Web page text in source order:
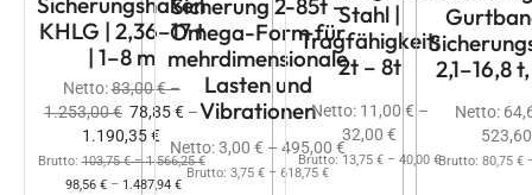
KHLG | 2,36–17 t
| 1–8 m
Netto:83,00€–
1.253,00€ 78,85€ –
1.190,35€
Brutto:103,75€–1.566,25€
98,56 €– 1.487,94 €
Sicherung 2-85t –
Omega-Form für
mehrdimensionale
Lasten und
Vibrationen
Netto:3,00 € – 495,00 €
Brutto: 3,75 € – 618,75 €
Stahl |
Tragfähigkeit:
2t – 8t
Netto: 11,00 € –
32,00 €
Brutto: 13,75 € – 40,00 €
2,1–16,8
Netto:
Brutto: 80,75 €